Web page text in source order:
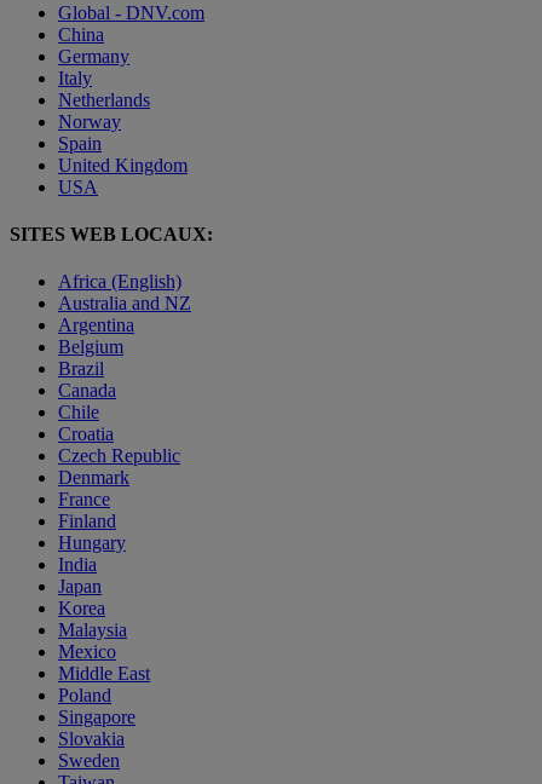
Global - DNV.com
China
Germany
Italy
Netherlands
Norway
Spain
United Kingdom
USA
SITES WEB LOCAUX:
Africa (English)
Australia and NZ
Argentina
Belgium
Brazil
Canada
Chile
Croatia
Czech Republic
Denmark
France
Finland
Hungary
India
Japan
Korea
Malaysia
Mexico
Middle East
Poland
Singapore
Slovakia
Sweden